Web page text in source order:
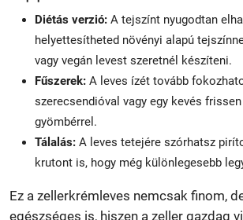
Diétás verzió: A tejszínt nyugodtan
helyettesítheted növényi alapú
vagy vegán levest szeretnél készíteni.
Fűszerek: A leves ízét tovább
szerecsendióval vagy egy kevés
gyömbérrel.
Tálalás: A leves tetejére szórhatsz
krutont is, hogy még különlegesebb
Ez a zellerkrémleves nemcsak finom,
egészséges is, hiszen a zeller gazdag